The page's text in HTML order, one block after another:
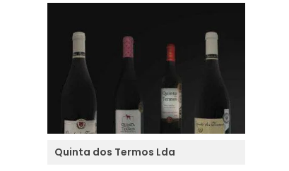
Quinta dos Termos Lda